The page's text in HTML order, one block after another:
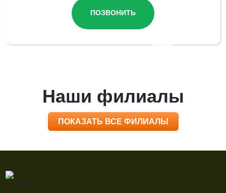
ПОЗВОНИТЬ
Наши филиалы
ПОКАЗАТЬ ВСЕ ФИЛИАЛЫ